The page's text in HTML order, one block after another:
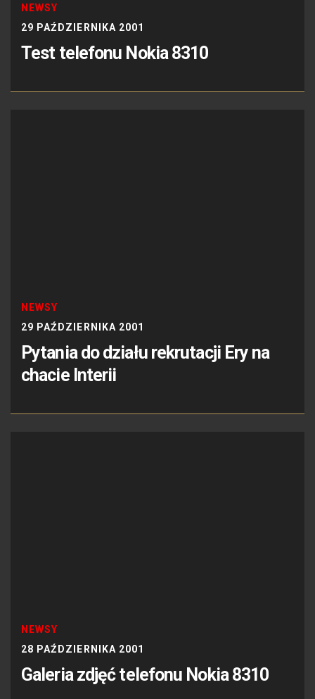
NEWSY
29 PAŹDZIERNIKA 2001
Test telefonu Nokia 8310
NEWSY
29 PAŹDZIERNIKA 2001
Pytania do działu rekrutacji Ery na
chacie Interii
NEWSY
28 PAŹDZIERNIKA 2001
Galeria zdjęć telefonu Nokia 8310